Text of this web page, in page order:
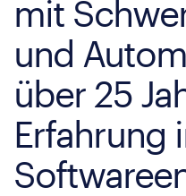
mit
und
über 25
Erfahrung